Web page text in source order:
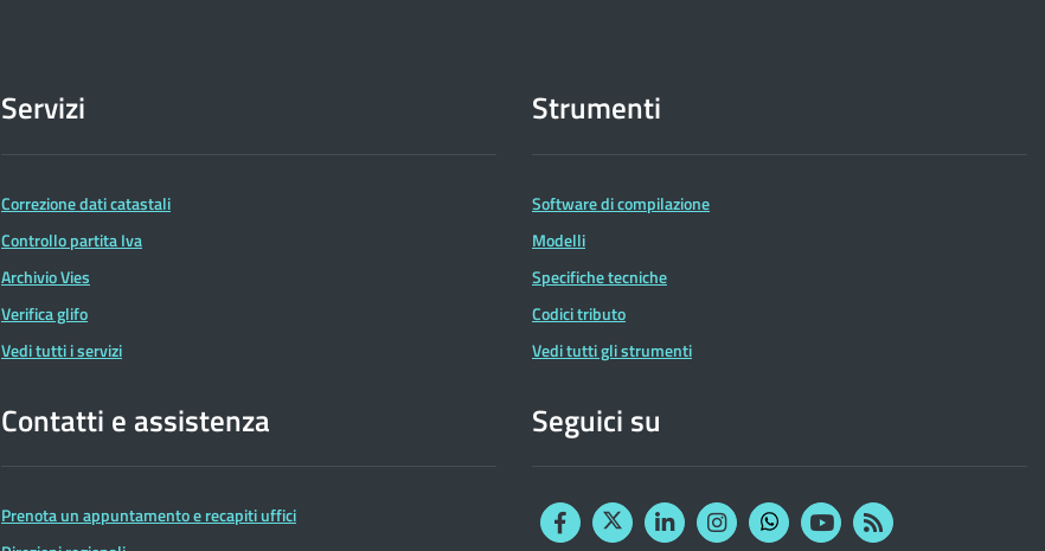
Servizi
Correzione dati catastali
Controllo partita Iva
Archivio Vies
Verifica glifo
Vedi tutti i servizi
Strumenti
Software di compilazione
Modelli
Specifiche tecniche
Codici tributo
Vedi tutti gli strumenti
Contatti e assistenza
Prenota un appuntamento e recapiti uffici
Seguici su
FacebookTwitterLinkedinInstagram
YouTubeRSS